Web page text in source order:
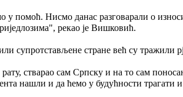
помоћ. Нисмо данас разговарали о
рекао је Вишковић.
супротстављене стране већ су тражили
стварао сам Српску и на то сам
нашли и да ћемо у будућности трагати